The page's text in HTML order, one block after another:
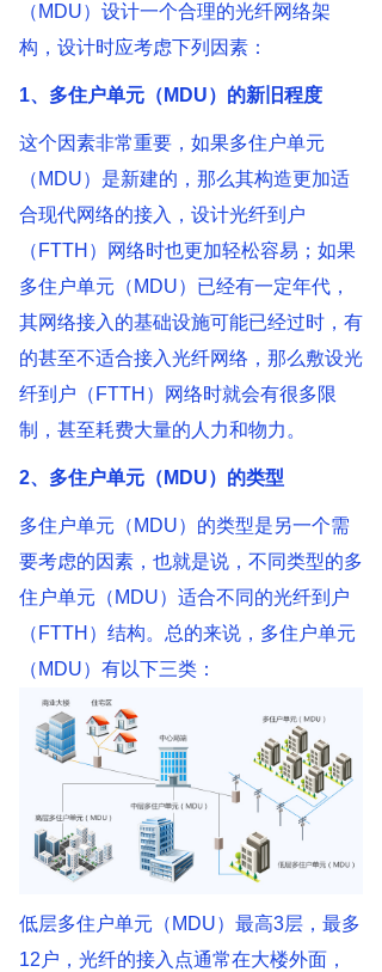
（MDU）设计一个合理的光纤网络架
构，设计时应考虑下列因素：
1、多住户单元（MDU）的新旧程度
这个因素非常重要，如果多住户单元
（MDU）是新建的，那么其构造更加适
合现代网络的接入，设计光纤到户
（FTTH）网络时也更加轻松容易；如果
多住户单元（MDU）已经有一定年代，
其网络接入的基础设施可能已经过时，有
的甚至不适合接入光纤网络，那么敷设光
纤到户（FTTH）网络时就会有很多限
制，甚至耗费大量的人力和物力。
2、多住户单元（MDU）的类型
多住户单元（MDU）的类型是另一个需
要考虑的因素，也就是说，不同类型的多
住户单元（MDU）适合不同的光纤到户
（FTTH）结构。总的来说，多住户单元
（MDU）有以下三类：
低层多住户单元（MDU）最高3层，最多
12户，光纤的接入点通常在大楼外面，